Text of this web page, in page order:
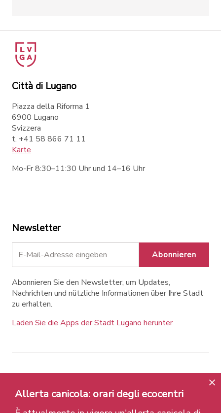
Città di Lugano
Piazza della Riforma 1
6900 Lugano
Svizzera
t. +41 58 866 71 11
Karte
Mo-Fr 8:30–11:30 Uhr und 14–16 Uhr
Newsletter
Abonnieren
Abonnieren Sie den Newsletter, um Updates,
Nachrichten und nützliche Informationen über Ihre Stadt
zu erhalten.
Laden Sie die Apps der Stadt Lugano herunter
Contatti Links
Rechtlicher Hinweis
Datenschutzrichtlinie
Labels und Auszeichnungen
Credits
Allerta canicola: orari degli ecocentri